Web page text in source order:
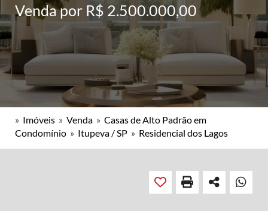
Venda por R$ 2.500.000,00
» Imóveis » Venda » Casas de Alto Padrão em
Condomínio » Itupeva / SP » Residencial dos Lagos